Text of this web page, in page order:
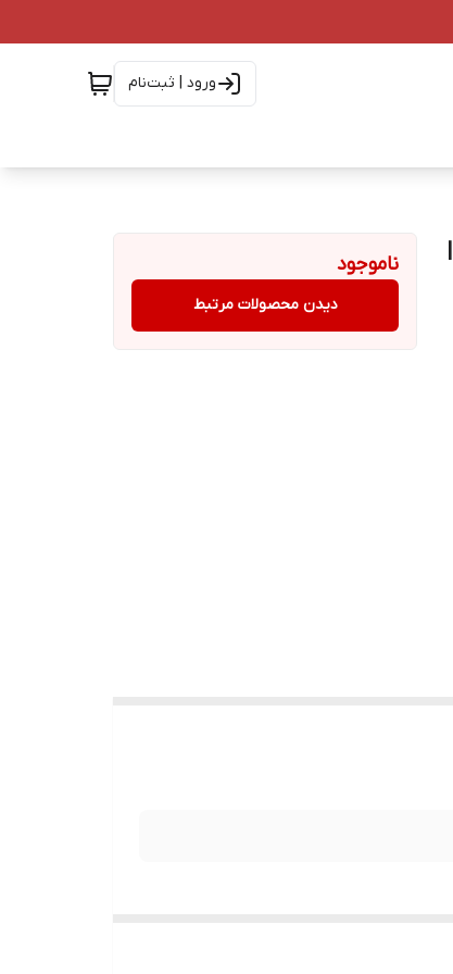
ورود | ثبت‌نام
ناموجود
دیدن محصولات مرتبط